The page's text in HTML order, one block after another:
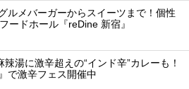
ルメバーガーからスイーツまで！個性
ードホール『reDine 新宿』
湯に激辛超えの“インド辛”カレーも！
で激辛フェス開催中